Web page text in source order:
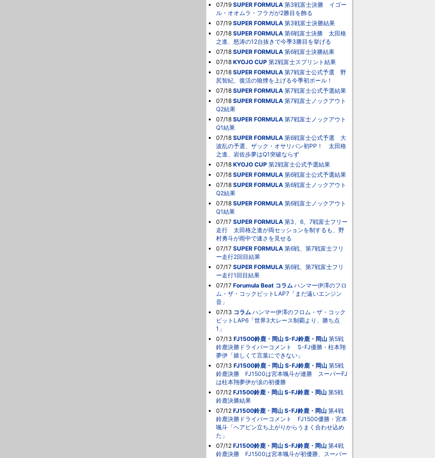
07/19 SUPER FORMULA 第3戦富士決勝 イゴー
ル・オオムラ・フラガが2勝目を飾る
07/19 SUPER FORMULA 第3戦富士決勝結果
07/18 SUPER FORMULA 第6戦富士決勝 太田格
之進、怒涛の12台抜きで今季3勝目を挙げる
07/18 SUPER FORMULA 第6戦富士決勝結果
07/18 KYOJO CUP 第2戦富士スプリント結果
07/18 SUPER FORMULA 第7戦富士公式予選 野
尻智紀、復活の狼煙を上げる今季初ポール！
07/18 SUPER FORMULA 第7戦富士公式予選結果
07/18 SUPER FORMULA 第7戦富士ノックアウト
Q2結果
07/18 SUPER FORMULA 第7戦富士ノックアウト
Q1結果
07/18 SUPER FORMULA 第6戦富士公式予選 大
波乱の予選、ザック・オサリバン初PP！ 太田格
之進、岩佐歩夢はQ1突破ならず
07/18 KYOJO CUP 第2戦富士公式予選結果
07/18 SUPER FORMULA 第6戦富士公式予選結果
07/18 SUPER FORMULA 第6戦富士ノックアウト
Q2結果
07/18 SUPER FORMULA 第6戦富士ノックアウト
Q1結果
07/17 SUPER FORMULA 第3、6、7戦富士フリー
走行 太田格之進が両セッションを制するも、野
村勇斗が雨中で速さを見せる
07/17 SUPER FORMULA 第6戦、第7戦富士フリ
ー走行2回目結果
07/17 SUPER FORMULA 第6戦、第7戦富士フリ
ー走行1回目結果
07/17 Forumula Beat コラム ハンマー伊澤のフロ
ム・ザ・コックピットLAP7「まだ遠いエンジン
音」
07/13 コラム ハンマー伊澤のフロム・ザ・コック
ピットLAP6「世界3大レース制覇より、勝ち点
1」
07/13 FJ1500鈴鹿・岡山 S-FJ鈴鹿・岡山 第5戦
鈴鹿決勝ドライバーコメント S-FJ優勝・柱本翔
夢伊「嬉しくて言葉にできない」
07/13 FJ1500鈴鹿・岡山 S-FJ鈴鹿・岡山 第5戦
鈴鹿決勝 FJ1500は宮本颯斗が連勝 スーパーFJ
は柱本翔夢伊が涙の初優勝
07/12 FJ1500鈴鹿・岡山 S-FJ鈴鹿・岡山 第5戦
鈴鹿決勝結果
07/12 FJ1500鈴鹿・岡山 S-FJ鈴鹿・岡山 第4戦
鈴鹿決勝ドライバーコメント FJ1500優勝・宮本
颯斗「ヘアピン立ち上がりからうまく合わせ込め
た」
07/12 FJ1500鈴鹿・岡山 S-FJ鈴鹿・岡山 第4戦
鈴鹿決勝 FJ1500は宮本颯斗が初優勝、スーパー